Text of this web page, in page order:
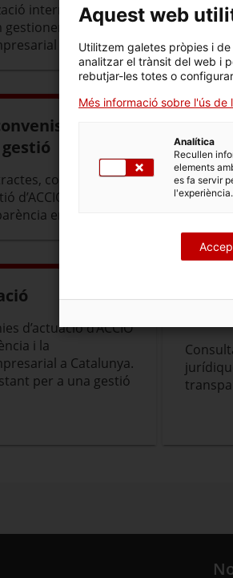
interna d’ACCIÓ
gestionem la
i
convenis i
d’ACCIÓ per
empresarial
d’actuació d’ACCIÓ
i la
a Catalunya.
per a una gestió
Aquest web
Utilitzem galetes pròpies i
analitzar el trànsit del web i
rebutjar-les totes o
Més informació sobre l'ús
Analítica
Recullen
elements
es fa servir
l'experiència.